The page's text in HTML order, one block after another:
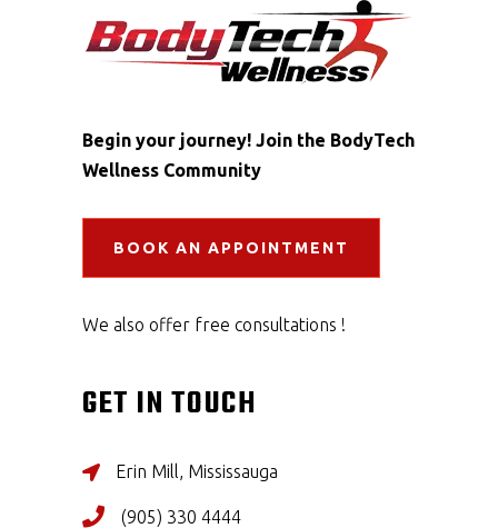
Begin your journey! Join the BodyTech
Wellness Community
BOOK AN APPOINTMENT
We also offer free consultations !
GET IN TOUCH
Erin Mill, Mississauga
(905) 330 4444